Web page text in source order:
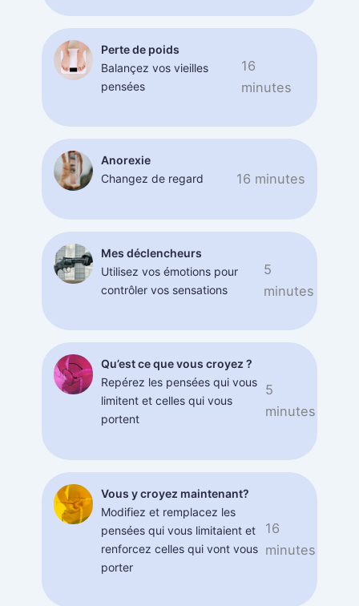
Perte de poids
Balançez vos vieilles
pensées
16
minutes
Anorexie
Changez de regard
16 minutes
Mes déclencheurs
Utilisez vos émotions pour
contrôler vos sensations
5
minutes
Qu’est ce que vous croyez ?
Repérez les pensées qui vous
limitent et celles qui vous
portent
5
minutes
Vous y croyez maintenant?
Modifiez et remplacez les
pensées qui vous limitaient et
renforcez celles qui vont vous
porter
16
minutes